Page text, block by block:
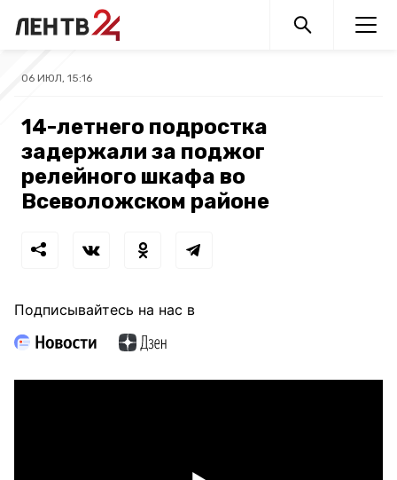
06 ИЮЛ, 15:16
14-летнего подростка
задержали за поджог
релейного шкафа во
Всеволожском районе
Подписывайтесь на нас в